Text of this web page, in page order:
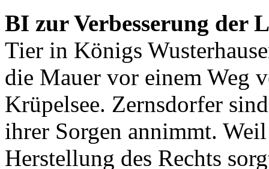
BI zur Verbesserung der
Tier in Königs
die Mauer vor einem Weg
Krüpelsee. Zernsdorfer
ihrer Sorgen annimmt.
Herstellung des Rechts